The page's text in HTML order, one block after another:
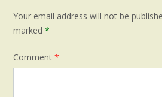
Your email address will not be
marked *
Comment *